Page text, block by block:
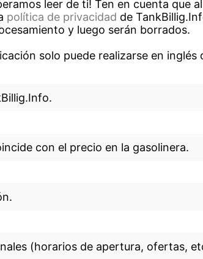
leer de ti! Ten en cuenta que
política de privacidad de
y luego serán borrados.
solo puede realizarse en inglés
con el precio en la gasolinera.
(horarios de apertura, ofertas,